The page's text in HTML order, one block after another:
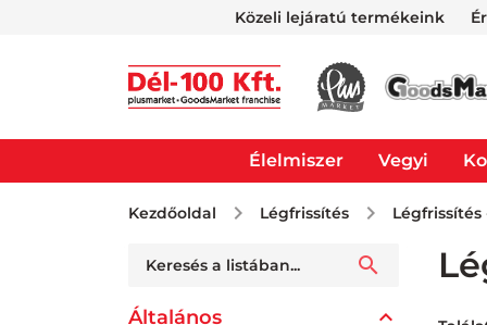
Közeli lejáratú termékeink
Élelmiszer Vegyi
Kezdőoldal Légfrissítés Légfrissítés
Általános